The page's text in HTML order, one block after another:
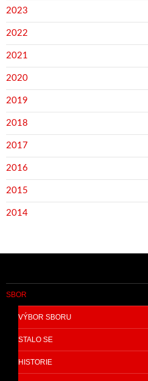
2023
2022
2021
2020
2019
2018
2017
2016
2015
2014
SBOR
VÝBOR SBORU
STALO SE
HISTORIE